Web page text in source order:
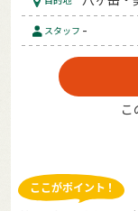
スタッフ -
こ